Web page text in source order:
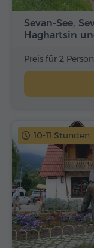
Sevan-See,
Haghartsin
Preis für 2
10-11 Stunden